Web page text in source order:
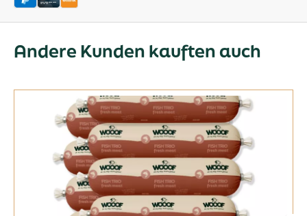
Andere Kunden kauften auch